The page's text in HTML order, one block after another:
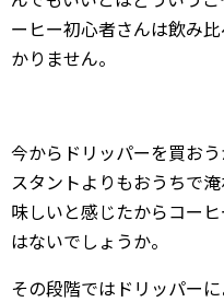
ーヒー初心者さんは飲み
かりません。
今からドリッパーを買お
スタントよりもおうちで
味しいと感じたからコー
はないでしょうか。
その段階ではドリッパー